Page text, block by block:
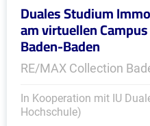
Duales Studium
am virtuellen
Baden-Baden
RE/MAX Collection
In Kooperation mit IU
Hochschule)